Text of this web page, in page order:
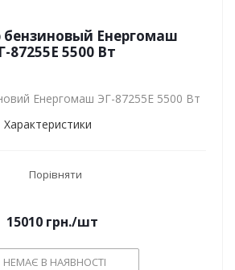
бензиновый Енергомаш
87255Е 5500 Вт
Енергомаш ЭГ-87255Е 5500 Вт
Характеристики
Порівняти
15010грн./шт
НЕМАЄ В НАЯВНОСТІ